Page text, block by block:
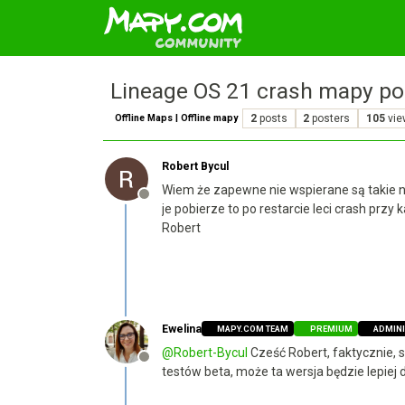
Lineage OS 21 crash mapy
Offline Maps | Offline mapy 2 posts 2 posters 105
Offline
Robert Bycul
Wiem że zapewne nie wspierane są takie
je pobierze to po restarcie leci crash przy
Robert
Offline
Ewelina MAPY.COM TEAM PREMIUM
@Robert-Bycul Cześć Robert, faktycznie,
testów beta, może ta wersja będzie lepiej